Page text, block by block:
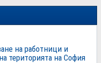
на работници и
територията на София